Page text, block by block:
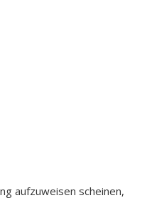
aufzuweisen scheinen,